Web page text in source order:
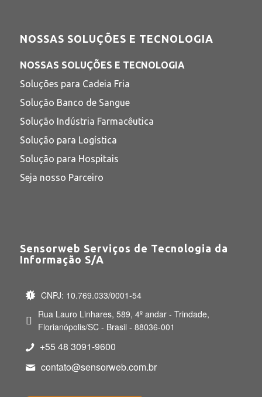
NOSSAS SOLUÇÕES E TECNOLOGIA
NOSSAS SOLUÇÕES E TECNOLOGIA
Soluções para Cadeia Fria
Solução Banco de Sangue
Solução Indústria Farmacêutica
Solução para Logística
Solução para Hospitais
Seja nosso Parceiro
Sensorweb Serviços de Tecnologia da
Informação S/A
CNPJ: 10.769.033/0001-54
Rua Lauro Linhares, 589, 4º andar - Trindade,
Florianópolis/SC - Brasil - 88036-001
+55 48 3091-9600
contato@sensorweb.com.br